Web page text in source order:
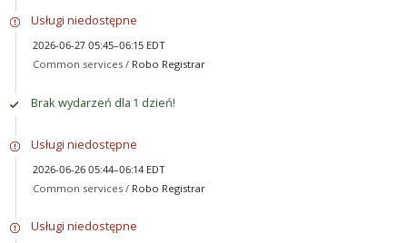
Usługi niedostępne
2026-06-27 05:45–06:15 EDT
Common services / Robo Registrar
Brak wydarzeń dla 1 dzień!
Usługi niedostępne
2026-06-26 05:44–06:14 EDT
Common services / Robo Registrar
Usługi niedostępne